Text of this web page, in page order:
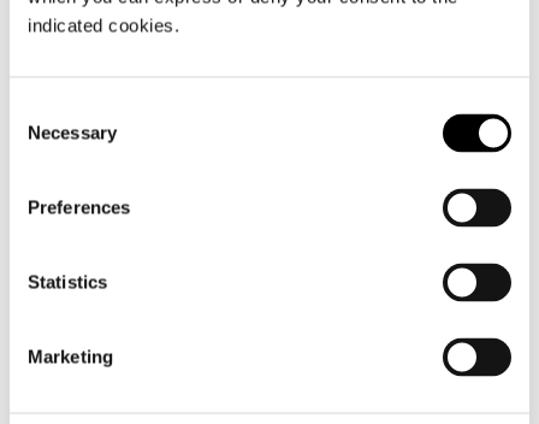
indicated cookies.
Selection
Necessary
Preferences
Statistics
Marketing